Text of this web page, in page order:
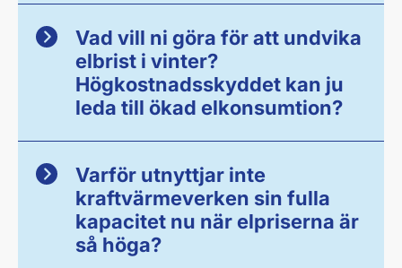
Vad vill ni göra för att undvika
elbrist i vinter?
Högkostnadsskyddet kan ju
leda till ökad elkonsumtion?
Varför utnyttjar inte
kraftvärmeverken sin fulla
kapacitet nu när elpriserna är
så höga?